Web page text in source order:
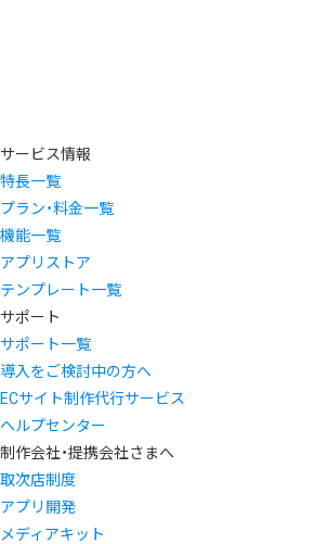
サービス情報
特長一覧
プラン・料金一覧
機能一覧
アプリストア
テンプレート一覧
サポート
サポート一覧
導入をご検討中の方へ
ECサイト制作代行サービス
ヘルプセンター
制作会社・提携会社さまへ
取次店制度
アプリ開発
メディアキット